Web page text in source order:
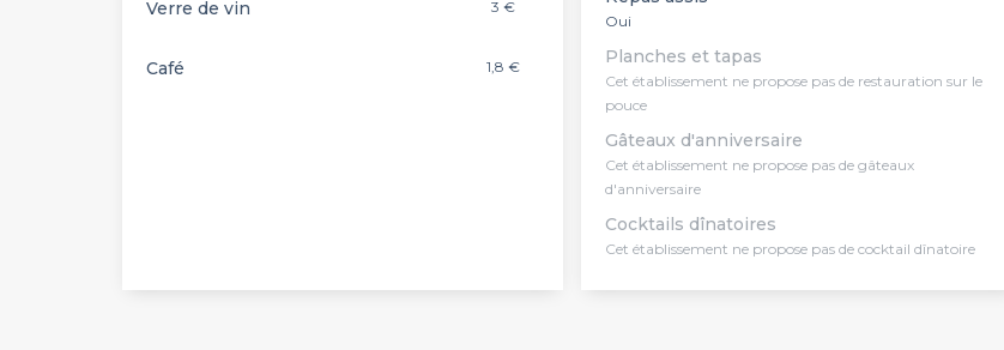
Verre de vin 3 €
Café 1,8 €
Oui
Planches et tapas
Cet établissement ne propose pas de restauration sur le
pouce
Gâteaux d'anniversaire
Cet établissement ne propose pas de gâteaux
d'anniversaire
Cocktails dînatoires
Cet établissement ne propose pas de cocktail dînatoire